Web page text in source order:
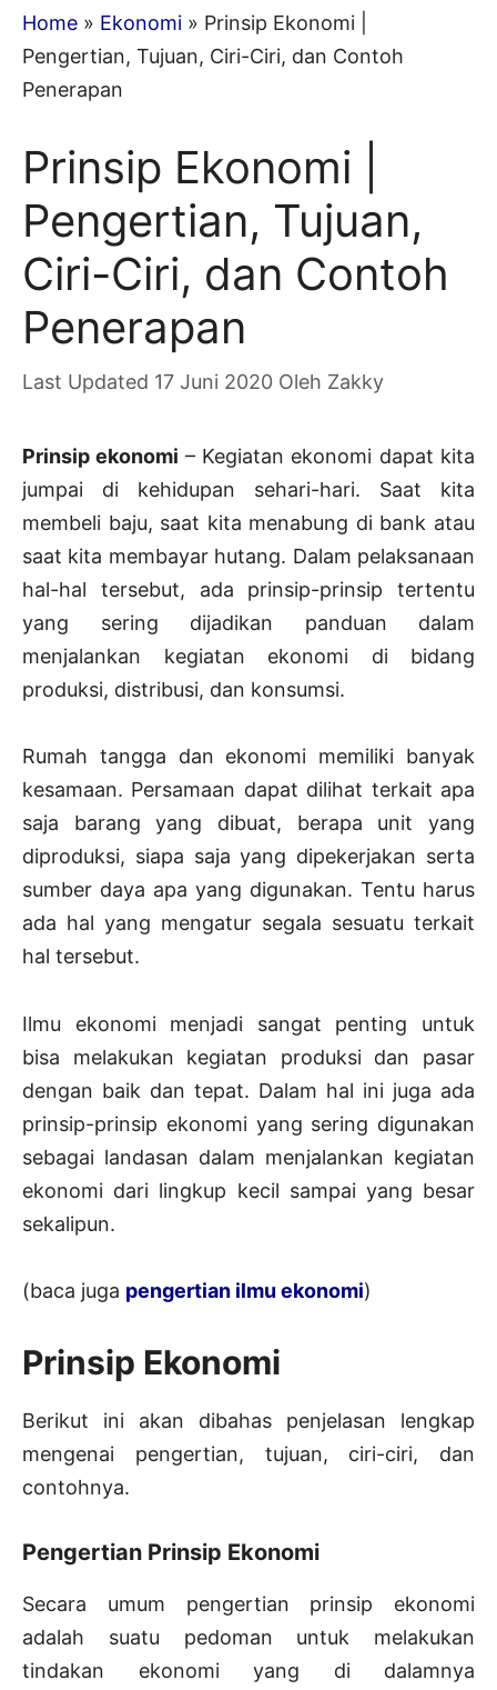
Home » Ekonomi » Prinsip Ekonomi |
Pengertian, Tujuan, Ciri-Ciri, dan Contoh
Penerapan
Prinsip Ekonomi |
Pengertian, Tujuan,
Ciri-Ciri, dan Contoh
Penerapan
17 Juni 2020 Oleh Zakky
Prinsip ekonomi – Kegiatan ekonomi dapat kita
jumpai di kehidupan sehari-hari. Saat kita
membeli baju, saat kita menabung di bank atau
saat kita membayar hutang. Dalam pelaksanaan
hal-hal tersebut, ada prinsip-prinsip tertentu
yang sering dijadikan panduan dalam
menjalankan kegiatan ekonomi di bidang
produksi, distribusi, dan konsumsi.
Rumah tangga dan ekonomi memiliki banyak
kesamaan. Persamaan dapat dilihat terkait apa
saja barang yang dibuat, berapa unit yang
diproduksi, siapa saja yang dipekerjakan serta
sumber daya apa yang digunakan. Tentu harus
ada hal yang mengatur segala sesuatu terkait
hal tersebut.
Ilmu ekonomi menjadi sangat penting untuk
bisa melakukan kegiatan produksi dan pasar
dengan baik dan tepat. Dalam hal ini juga ada
prinsip-prinsip ekonomi yang sering digunakan
sebagai landasan dalam menjalankan kegiatan
ekonomi dari lingkup kecil sampai yang besar
sekalipun.
(baca juga pengertian ilmu ekonomi)
Prinsip Ekonomi
Berikut ini akan dibahas penjelasan lengkap
mengenai pengertian, tujuan, ciri-ciri, dan
contohnya.
Pengertian Prinsip Ekonomi
Secara umum pengertian prinsip ekonomi
adalah suatu pedoman untuk melakukan
tindakan ekonomi yang di dalamnya